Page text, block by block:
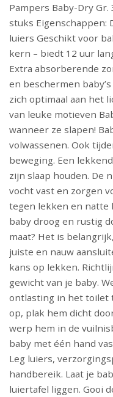
Pampers Baby-Dry
stuks Eigenschappen:
luiers Geschikt voor
kern – biedt 12 uur
Extra absorberende
en beschermen
zich optimaal aan het
van leuke motieven
wanneer ze slapen!
volwassenen. Ook
beweging. Een
zijn slaap houden. De
vocht vast en zorgen
tegen lekken en natte
baby droog en rustig
maat? Het is
juiste en nauw
kans op lekken.
gewicht van je baby.
ontlasting in het toilet
op, plak hem dicht
werp hem in de
baby met één hand
Leg luiers,
handbereik. Laat je
luiertafel liggen. Gooi